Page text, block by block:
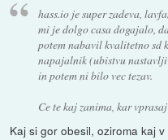
hass.io je super zadeva,
mi je dolgo casa dogajalo,
potem nabavil kvalitetno
napajalnik (ubistvu
in potem ni bilo vec tezav.
Ce te kaj zanima, kar
Kaj si gor obesil, oziroma kaj